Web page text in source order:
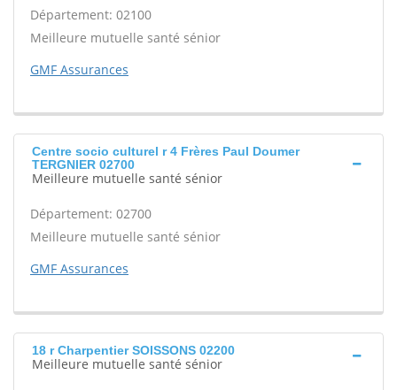
Département: 02100
Meilleure mutuelle santé sénior
GMF Assurances
Centre socio culturel r 4 Frères Paul Doumer
TERGNIER 02700
Meilleure mutuelle santé sénior
Département: 02700
Meilleure mutuelle santé sénior
GMF Assurances
18 r Charpentier SOISSONS 02200
Meilleure mutuelle santé sénior